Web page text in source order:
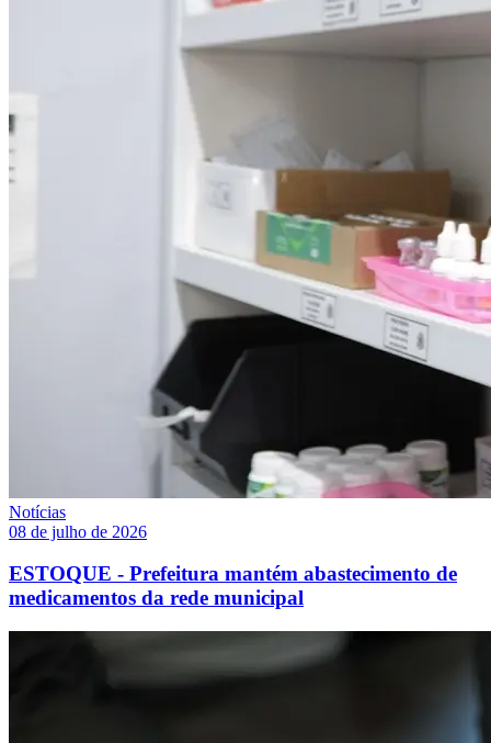
Notícias
08 de julho de 2026
ESTOQUE - Prefeitura mantém abastecimento de
medicamentos da rede municipal